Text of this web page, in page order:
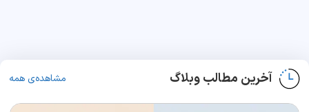
آخرین مطالب وبلاگ مشاهده‌ی همه